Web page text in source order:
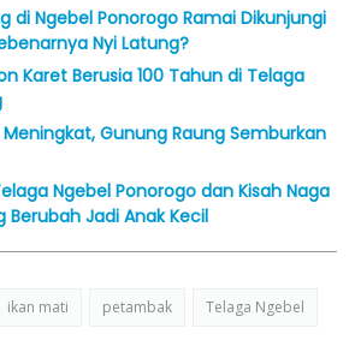
di Ngebel Ponorogo Ramai Dikunjungi
Nyi Latung?
Karet Berusia 100 Tahun di Telaga
Gunung Raung Semburkan
Ngebel Ponorogo dan Kisah Naga
Berubah Jadi Anak Kecil
ikan mati petambak Telaga Ngebel